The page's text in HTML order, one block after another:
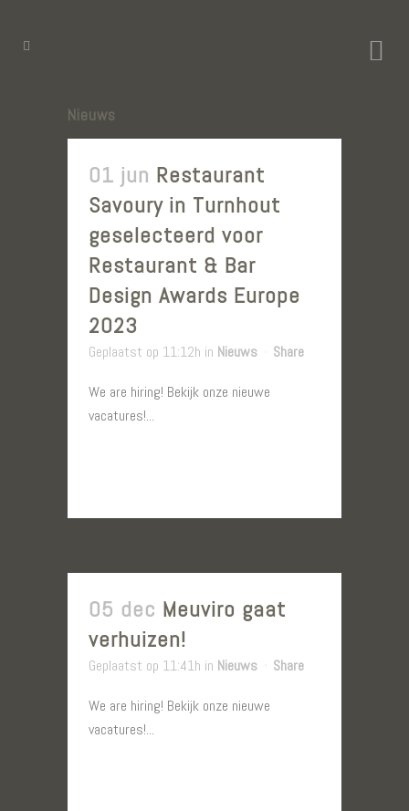
Nieuws
01 jun Restaurant
Savoury in Turnhout
geselecteerd voor
Restaurant & Bar
Design Awards Europe
2023
Geplaatst op 11:12h in Nieuws Share
We are hiring! Bekijk onze nieuwe
vacatures!...
05 dec Meuviro gaat
verhuizen!
Geplaatst op 11:41h in Nieuws Share
We are hiring! Bekijk onze nieuwe
vacatures!...